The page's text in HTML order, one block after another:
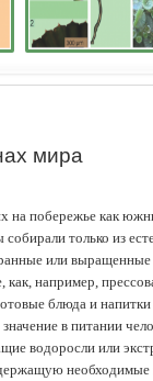
мира
побережье как
только из
или
например,
блюда и
в питании
водоросли или